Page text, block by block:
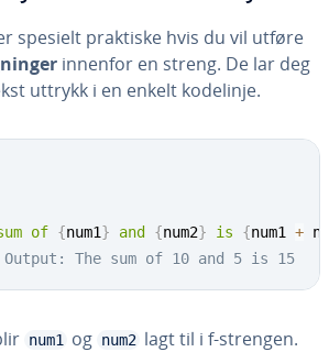
spesielt praktiske hvis du vil utføre
innenfor en streng. De lar deg
uttrykk i en enkelt kodelinje.
of {num1} and {num2} is {num1 +
Output: The sum of 10 and 5 is 15
num1 og num2 lagt til i f-strengen.